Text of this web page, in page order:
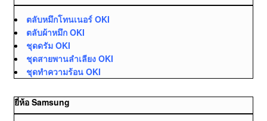
ตลับหมึกโทนเนอร์ OKI
ตลับผ้าหมึก OKI
ชุดดรัม OKI
ชุดสายพานลำเลียง OKI
ชุดทำความร้อน OKI
ยี่ห้อ Samsung